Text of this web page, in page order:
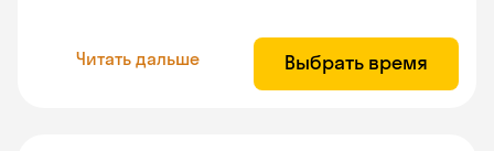
Читать дальше Выбрать время